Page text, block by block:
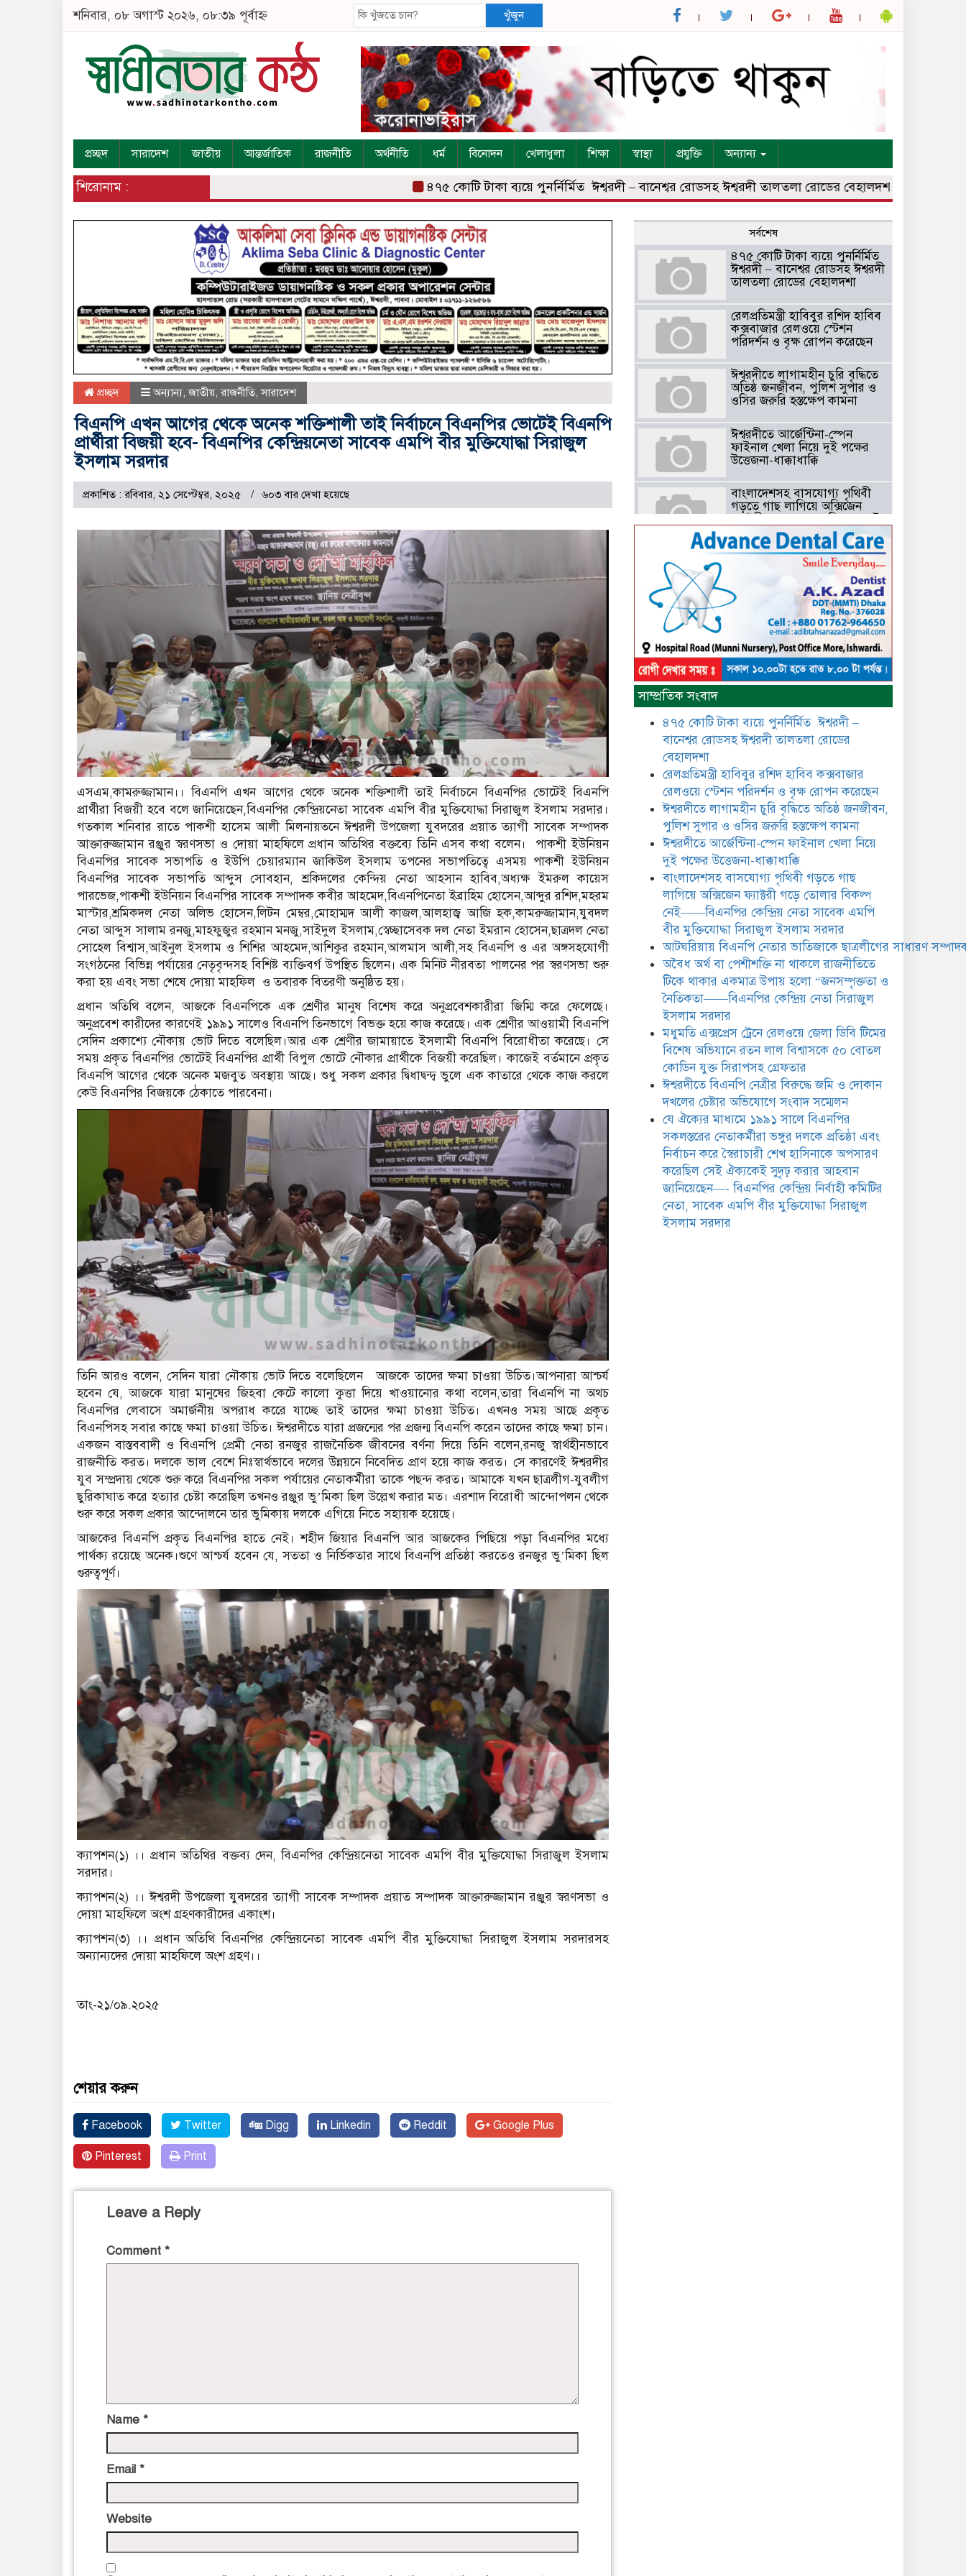
শনিবার, ০৮ অগাস্ট ২০২৬, ০৮:৩৯ পূর্বাহ্ন খুঁজুন
প্রচ্ছদ সারাদেশ জাতীয় আন্তর্জাতিক রাজনীতি অর্থনীতি ধর্ম বিনোদন খেলাধুলা শিক্ষা স্বাস্থ্য প্রযুক্তি অন্যান্য
শিরোনাম : ৪৭৫ কোটি টাকা ব্যয়ে পুনর্নির্মিত ঈশ্বরদী – বানেশ্বর রোডসহ ঈশ্বরদী তালতলা রোডের বেহালদশা রেলপ্রতিমন্ত্রী
প্রচ্ছদ অন্যান্য,জাতীয়, রাজনীতি,সারাদেশ
বিএনপি এখন আগের থেকে অনেক শক্তিশালী তাই নির্বাচনে বিএনপির ভোটেই বিএনপি
প্রার্থীরা বিজয়ী হবে- বিএনপির কেন্দ্রিয়নেতা সাবেক এমপি বীর মুক্তিযোদ্ধা সিরাজুল
ইসলাম সরদার
প্রকাশিত : রবিবার, ২১ সেপ্টেম্বর, ২০২৫ ৬০৩ বার দেখা হয়েছে
এসএম,কামরুজ্জামান।। বিএনপি এখন আগের থেকে অনেক শক্তিশালী তাই নির্বাচনে বিএনপির ভোটেই বিএনপি
প্রার্থীরা বিজয়ী হবে বলে জানিয়েছেন,বিএনপির কেন্দ্রিয়নেতা সাবেক এমপি বীর মুক্তিযোদ্ধা সিরাজুল ইসলাম সরদার।
গতকাল শনিবার রাতে পাকশী হাসেম আলী মিলনায়তনে ঈশ্বরদী উপজেলা যুবদরের প্রয়াত ত্যাগী সাবেক সম্পাদক
আক্তারুজ্জামান রঞ্জুর স্বরণসভা ও দোয়া মাহফিলে প্রধান অতিথির বক্তব্যে তিনি এসব কথা বলেন। পাকশী ইউনিয়ন
বিএনপির সাবেক সভাপতি ও ইউপি চেয়ারম্যান জাকিউল ইসলাম তপনের সভাপতিত্বে এসময় পাকশী ইউনিয়ন
বিএনপির সাবেক সভাপতি আব্দুস সোবহান, শ্রকিদলের কেন্দিয় নেতা আহসান হাবিব,অধ্যক্ষ ইমরুল কায়েস
পারভেজ,পাকশী ইউনিয়ন বিএনপির সাবেক সম্পাদক কবীর আহমেদ,বিএনপিনেতা ইব্রাহিম হোসেন,আব্দুর রশিদ,মহরম
মাস্টার,শ্রমিকদল নেতা অলিভ হোসেন,লিটন মেম্বর,মোহাম্মদ আলী কাজল,আলহাজ্ব আজি হক,কামরুজ্জামান,যুবদল
নেতা আব্দুস সালাম রনজু,মাহফুজুর রহমান মনজু,সাইদুল ইসলাম,স্বেচ্ছাসেবক দল নেতা ইমরান হোসেন,ছাত্রদল নেতা
সোহেল বিশ্বাস,আইনুল ইসলাম ও শিশির আহমেদ,আশিকুর রহমান,আলমাস আলী,সহ বিএনপি ও এর অঙ্গসহযোগী
সংগঠনের বিভিন্ন পর্যায়ের নেতৃবৃন্দসহ বিশিষ্ট ব্যক্তিবর্গ উপস্থিত ছিলেন। এক মিনিট নীরবতা পালনের পর স্বরণসভা শুরু
করা হয় এবং সভা শেষে দোয়া মাহফিল ও তবারক বিতরণী অনুষ্ঠিত হয়।
প্রধান অতিথি বলেন, আজকে বিএনপিকে এক শ্রেণীর মানুষ বিশেষ করে অনুপ্রবেশকারীরা জিম্মি করে ফেলেছে।
অনুপ্রবেশ কারীদের কারণেই ১৯৯১ সালেও বিএনপি তিনভাগে বিভক্ত হয়ে কাজ করেছে। এক শ্রেণীর আওয়ামী বিএনপি
সেদিন প্রকাশ্যে নৌকায় ভোট দিতে বলেছিল।আর এক শ্রেণীর জামায়াতে ইসলামী বিএনপি বিরোধীতা করেছে। সে
সময় প্রকৃত বিএনপির ভোটেই বিএনপির প্রার্থী বিপুল ভোটে নৌকার প্রার্থীকে বিজয়ী করেছিল। কাজেই বর্তমানে প্রকৃত
বিএনপি আগের থেকে অনেক মজবুত অবস্থায় আছে। শুধু সকল প্রকার দ্বিধাদ্বন্দ্ব ভুলে এক কাতারে থেকে কাজ করলে
কেউ বিএনপির বিজয়কে ঠেকাতে পারবেনা।
তিনি আরও বলেন, সেদিন যারা নৌকায় ভোট দিতে বলেছিলেন আজকে তাদের ক্ষমা চাওয়া উচিত।আপনারা আশ্চর্য
হবেন যে, আজকে যারা মানুষের জিহবা কেটে কালো কুত্তা দিয়ে খাওয়ানোর কথা বলেন,তারা বিএনপি না অথচ
বিএনপির লেবাসে অমার্জনীয় অপরাধ করেে যাচ্ছে তাই তাদের ক্ষমা চাওয়া উচিত। এখনও সময় আছে প্রকৃত
বিএনপিসহ সবার কাছে ক্ষমা চাওয়া উচিত। ঈশ্বরদীতে যারা প্রজন্মের পর প্রজন্ম বিএনপি করেন তাদের কাছে ক্ষমা চান।
একজন বাস্তববাদী ও বিএনপি প্রেমী নেতা রনজুর রাজনৈতিক জীবনের বর্ণনা দিয়ে তিনি বলেন,রনজু স্বার্থহীনভাবে
রাজনীতি করত। দলকে ভাল বেশে নিঃস্বার্থভাবে দলের উন্নয়নে নিবেদিত প্রাণ হয়ে কাজ করত। সে কারণেই ঈশ্বরদীর
যুব সম্প্রদায় থেকে শুরু করে বিএনপির সকল পর্যায়ের নেতাকর্মীরা তাকে পছন্দ করত। আমাকে যখন ছাত্রলীগ-যুবলীগ
ছুরিকাঘাত করে হত্যার চেষ্টা করেছিল তখনও রঞ্জুর ভু’মিকা ছিল উল্লেখ করার মত। এরশাদ বিরোধী আন্দোপলন থেকে
শুরু করে সকল প্রকার আন্দোলনে তার ভুমিকায় দলকে এগিয়ে নিতে সহায়ক হয়েছে।
আজকের বিএনপি প্রকৃত বিএনপির হাতে নেই। শহীদ জিয়ার বিএনপি আর আজকের পিছিয়ে পড়া বিএনপির মধ্যে
পার্থক্য রয়েছে অনেক।শুণে আশ্চর্য হবেন যে, সততা ও নির্ভিকতার সাথে বিএনপি প্রতিষ্ঠা করতেও রনজুর ভু’মিকা ছিল
গুরুত্বপূর্ণ।
ক্যাপশন(১) ।। প্রধান অতিথির বক্তব্য দেন, বিএনপির কেন্দ্রিয়নেতা সাবেক এমপি বীর মুক্তিযোদ্ধা সিরাজুল ইসলাম
সরদার।
ক্যাপশন(২) ।। ঈশ্বরদী উপজেলা যুবদরের ত্যাগী সাবেক সম্পাদক প্রয়াত সম্পাদক আক্তারুজ্জামান রঞ্জুর স্বরণসভা ও
দোয়া মাহফিলে অংশ গ্রহণকারীদের একাংশ।
ক্যাপশন(৩) ।। প্রধান অতিথি বিএনপির কেন্দ্রিয়নেতা সাবেক এমপি বীর মুক্তিযোদ্ধা সিরাজুল ইসলাম সরদারসহ
অন্যান্যদের দোয়া মাহফিলে অংশ গ্রহণ।।
তাং-২১/০৯.২০২৫
শেয়ার করুন
Facebook Twitter Digg Linkedin Reddit Google Plus
Pinterest Print
Leave a Reply
Comment *
Name *
Email *
Website
সর্বশেষ
৪৭৫ কোটি টাকা ব্যয়ে পুনর্নির্মিত
ঈশ্বরদী – বানেশ্বর রোডসহ ঈশ্বরদী
তালতলা রোডের বেহালদশা
রেলপ্রতিমন্ত্রী হাবিবুর রশিদ হাবিব
কক্সবাজার রেলওয়ে স্টেশন
পরিদর্শন ও বৃক্ষ রোপন করেছেন
ঈশ্বরদীতে লাগামহীন চুরি বৃদ্ধিতে
অতিষ্ঠ জনজীবন, পুলিশ সুপার ও
ওসির জরুরি হস্তক্ষেপ কামনা ​
ঈশ্বরদীতে আর্জেন্টিনা-স্পেন
ফাইনাল খেলা নিয়ে দুই পক্ষের
উত্তেজনা-ধাক্কাধাক্কি
বাংলাদেশসহ বাসযোগ্য পৃথিবী
গড়তে গাছ লাগিয়ে অক্সিজেন
——বিএনপির কেন্দ্রিয় নেতা
সাবেক এমপি বীর মুক্তিযোদ্ধা
সিরাজুল ইসলাম সরদার
আটঘরিয়ায় বিএনপি নেতার ভাতিজাকে ছাত্রলীগের সাধারণ সম্পাদক
​​অবৈধ অর্থ বা পেশীশক্তি না থাকলে
রাজনীতিতে টিকে থাকার একমাত্র
নৈতিকতা——বিএনপির কেন্দ্রিয়
নেতা সিরাজুল ইসলাম সরদার
জেলা ডিবি টিমের বিশেষ অভিযানে
রতন লাল বিশ্বাসকে ৫০ বোতল
কোডিন যুক্ত সিরাপসহ গ্রেফতার
ঈশ্বরদীতে বিএনপি নেত্রীর বিরুদ্ধে
জমি ও দোকান দখলের চেষ্টার
অভিযোগে সংবাদ সম্মেলন
যে ঐক্যের মাধ্যমে ১৯৯১ সালে
বিএনপির সকলস্তরের নেতাকর্মীরা
ভঙ্গুর দলকে প্রতিষ্ঠা এবং নির্বাচন
করে স্বৈরাচারী শেখ হাসিনাকে
অপসারণ করেছিল সেই ঐক্যকেই
সুদৃঢ় করার আহবান জানিয়েছেন—- বিএনপির কেন্দ্রিয়
নির্বাহী কমিটির নেতা, সাবেক এমপি বীর মুক্তিযোদ্ধা
সিরাজুল ইসলাম সরদার
সাম্প্রতিক সংবাদ
৪৭৫ কোটি টাকা ব্যয়ে পুনর্নির্মিত ঈশ্বরদী –
বানেশ্বর রোডসহ ঈশ্বরদী তালতলা রোডের
বেহালদশা
রেলপ্রতিমন্ত্রী হাবিবুর রশিদ হাবিব কক্সবাজার
রেলওয়ে স্টেশন পরিদর্শন ও বৃক্ষ রোপন করেছেন
ঈশ্বরদীতে লাগামহীন চুরি বৃদ্ধিতে অতিষ্ঠ জনজীবন,
পুলিশ সুপার ও ওসির জরুরি হস্তক্ষেপ কামনা ​
ঈশ্বরদীতে আর্জেন্টিনা-স্পেন ফাইনাল খেলা নিয়ে
দুই পক্ষের উত্তেজনা-ধাক্কাধাক্কি
বাংলাদেশসহ বাসযোগ্য পৃথিবী গড়তে গাছ
লাগিয়ে অক্সিজেন ফ্যাক্টরী গড়ে তোলার বিকল্প
নেই——বিএনপির কেন্দ্রিয় নেতা সাবেক এমপি
বীর মুক্তিযোদ্ধা সিরাজুল ইসলাম সরদার
আটঘরিয়ায় বিএনপি নেতার ভাতিজাকে ছাত্রলীগের সাধারণ
​​অবৈধ অর্থ বা পেশীশক্তি না থাকলে রাজনীতিতে
টিকে থাকার একমাত্র উপায় হলো “জনসম্পৃক্ততা ও
নৈতিকতা——বিএনপির কেন্দ্রিয় নেতা সিরাজুল
ইসলাম সরদার
মধুমতি এক্সপ্রেস ট্রেনে রেলওয়ে জেলা ডিবি টিমের
বিশেষ অভিযানে রতন লাল বিশ্বাসকে ৫০ বোতল
কোডিন যুক্ত সিরাপসহ গ্রেফতার
ঈশ্বরদীতে বিএনপি নেত্রীর বিরুদ্ধে জমি ও দোকান
দখলের চেষ্টার অভিযোগে সংবাদ সম্মেলন
যে ঐক্যের মাধ্যমে ১৯৯১ সালে বিএনপির
সকলস্তরের নেতাকর্মীরা ভঙ্গুর দলকে প্রতিষ্ঠা এবং
নির্বাচন করে স্বৈরাচারী শেখ হাসিনাকে অপসারণ
করেছিল সেই ঐক্যকেই সুদৃঢ় করার আহবান
জানিয়েছেন—- বিএনপির কেন্দ্রিয় নির্বাহী কমিটির
নেতা, সাবেক এমপি বীর মুক্তিযোদ্ধা সিরাজুল
ইসলাম সরদার